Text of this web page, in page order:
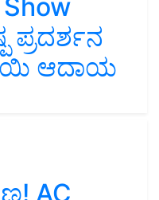
ಪ್ರದರ್ಶನ
ಆದಾಯ
AC